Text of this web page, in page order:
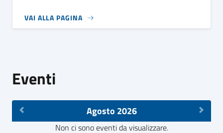
VAI ALLA PAGINA
Eventi
Agosto 2026
Non ci sono eventi da visualizzare.